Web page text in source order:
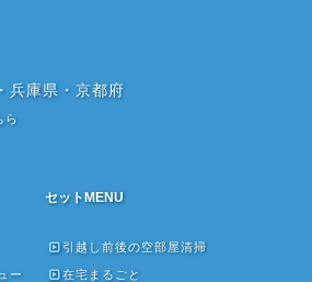
兵庫県・京都府
ら
ー
セットMENU
引越し前後の空部屋清掃
在宅まるごと